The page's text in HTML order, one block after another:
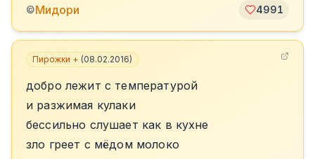
©Мидори 4991
Пирожки + (08.02.2016)
добро лежит с температурой
и разжимая кулаки
бессильно слушает как в кухне
зло греет с мёдом молоко